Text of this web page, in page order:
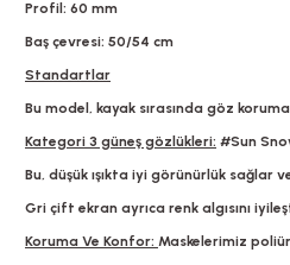
Profil: 60 mm
Baş çevresi: 50/54 cm
Standartlar
Bu model, kayak sırasında göz
Kategori 3 güneş gözlükleri: #Sun
Bu, düşük ışıkta iyi görünürlük
Gri çift ekran ayrıca renk algısını
Koruma Ve Konfor: Maskelerimiz